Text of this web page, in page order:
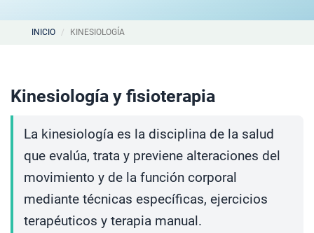
INICIO KINESIOLOGÍA
Kinesiología y fisioterapia
La kinesiología es la disciplina de la salud
que evalúa, trata y previene alteraciones del
movimiento y de la función corporal
mediante técnicas específicas, ejercicios
terapéuticos y terapia manual.